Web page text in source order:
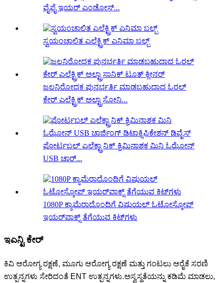
ವೈಫೈ ಇಯರ್ ಎಂಡೋಸ್...
ಸ್ವಯಂಚಾಲಿತ ಎಲೆಕ್ಟ್ರಿಕ್ ಎನಿಮಾ ಬಲ್ಬ್
ಜಲನಿರೋಧಕ ಪುನರ್ಭರ್ತಿ ಮಾಡಬಹುದಾದ ಓರಲ್
ಕೇರ್ ಎಲೆಕ್ಟ್ರಿಕ್ ಅಲ್ಟ್ರಾಸೋನಿ...
ಪೋರ್ಟಬಲ್ ಎಲೆಕ್ಟ್ರಾನಿಕ್ ಕ್ರಿಮಿನಾಶಕ ಮಿನಿ ಓಝೋನ್
USB ಚಾರ್...
1080P ಕ್ಯಾಮೆರಾದೊಂದಿಗೆ ವಿಷುಯಲ್ ಓಟೋಸ್ಕೋಪ್
ಇಯರ್‌ವಾಕ್ಸ್ ತೆಗೆಯುವ ಕಿಟ್‌ಗಳು
ಇಎನ್ಟಿ ಕೇರ್
ಕಿವಿ ಆರೋಗ್ಯ ರಕ್ಷಣೆ, ಮೂಗು ಆರೋಗ್ಯ ರಕ್ಷಣೆ ಮತ್ತು ಗಂಟಲು ಆರೈಕೆ ಸರಣಿ
ಉತ್ಪನ್ನಗಳು ಸೇರಿದಂತೆ ENT ಉತ್ಪನ್ನಗಳು.ಅಸ್ವಸ್ಥತೆಯನ್ನು ಕಡಿಮೆ ಮಾಡಲು,